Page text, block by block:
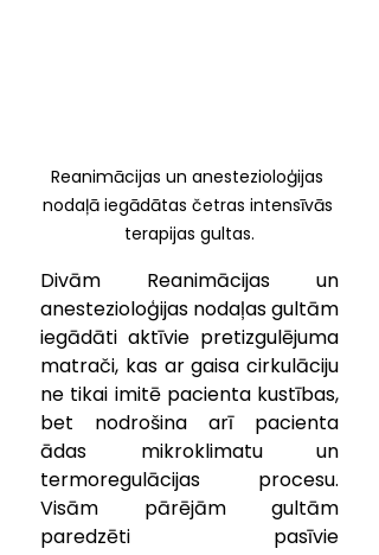
Reanimācijas un anestezioloģijas
nodaļā iegādātas četras intensīvās
terapijas gultas.
Divām Reanimācijas un
anestezioloģijas nodaļas gultām
iegādāti aktīvie pretizgulējuma
matrači, kas ar gaisa cirkulāciju
ne tikai imitē pacienta kustības,
bet nodrošina arī pacienta
ādas mikroklimatu un
termoregulācijas procesu.
Visām pārējām gultām
paredzēti pasīvie